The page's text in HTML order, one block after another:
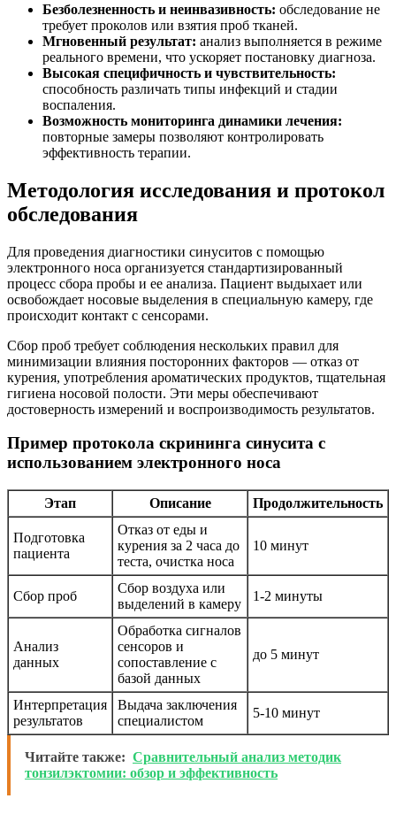
Безболезненность и неинвазивность: обследование не
требует проколов или взятия проб тканей.
Мгновенный результат: анализ выполняется в режиме
реального времени, что ускоряет постановку диагноза.
Высокая специфичность и чувствительность:
способность различать типы инфекций и стадии
воспаления.
Возможность мониторинга динамики лечения:
повторные замеры позволяют контролировать
эффективность терапии.
Методология исследования и протокол
обследования
Для проведения диагностики синуситов с помощью
электронного носа организуется стандартизированный
процесс сбора пробы и ее анализа. Пациент выдыхает или
освобождает носовые выделения в специальную камеру, где
происходит контакт с сенсорами.
Сбор проб требует соблюдения нескольких правил для
минимизации влияния посторонних факторов — отказ от
курения, употребления ароматических продуктов, тщательная
гигиена носовой полости. Эти меры обеспечивают
достоверность измерений и воспроизводимость результатов.
Пример протокола скрининга синусита с
использованием электронного носа
Этап Описание Продолжительность
Подготовка
пациента
Отказ от еды и
курения за 2 часа до
теста, очистка носа
10 минут
Сбор проб
Сбор воздуха или
выделений в камеру
1-2 минуты
Анализ
данных
Обработка сигналов
сенсоров и
сопоставление с
базой данных
до 5 минут
Интерпретация
результатов
Выдача заключения
специалистом
5-10 минут
Читайте также: Сравнительный анализ методик
тонзилэктомии: обзор и эффективность